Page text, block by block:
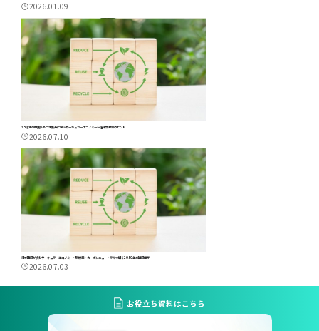
2026.01.09
35億年の歴史をもつ生態系に学ぶサーキュラーエコノミー～循環型社会のヒント
2026.07.10
清水建設が挑むサーキュラーエコノミー～脱炭素・カーボンニュートラルで描く2050年の建設業界
2026.07.03
お役立ち資料はこちら